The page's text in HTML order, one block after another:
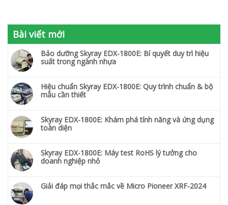
Bài viết mới
Bảo dưỡng Skyray EDX-1800E: Bí quyết duy trì hiệu
suất trong ngành nhựa
Hiệu chuẩn Skyray EDX-1800E: Quy trình chuẩn & bộ
mẫu cần thiết
Skyray EDX-1800E: Khám phá tính năng và ứng dụng
toàn diện
Skyray EDX-1800E: Máy test RoHS lý tưởng cho
doanh nghiệp nhỏ
Giải đáp mọi thắc mắc về Micro Pioneer XRF-2024